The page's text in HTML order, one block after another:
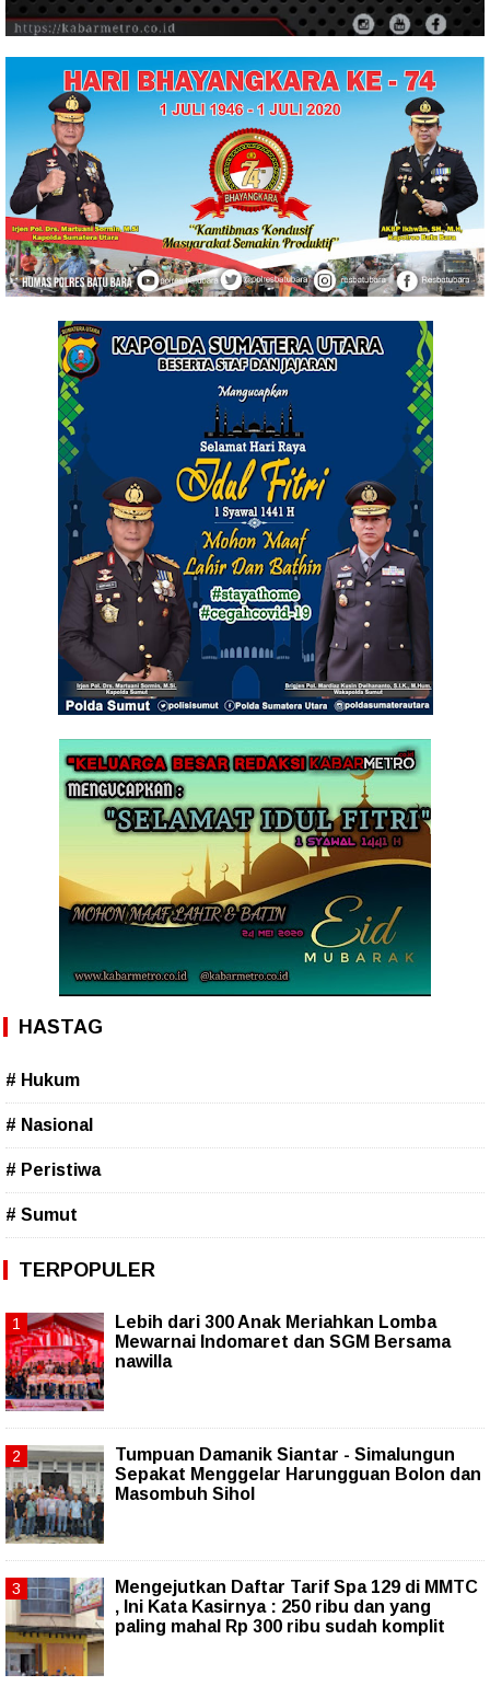
HASTAG
# Hukum
# Nasional
# Peristiwa
# Sumut
TERPOPULER
Lebih dari 300 Anak Meriahkan Lomba
Mewarnai Indomaret dan SGM Bersama
nawilla
Tumpuan Damanik Siantar - Simalungun
Sepakat Menggelar Harungguan Bolon dan
Masombuh Sihol
Mengejutkan Daftar Tarif Spa 129 di MMTC
, Ini Kata Kasirnya : 250 ribu dan yang
paling mahal Rp 300 ribu sudah komplit